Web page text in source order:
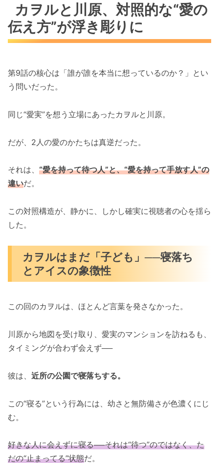
カヲルと川原、対照的な“愛の
伝え方”が浮き彫りに
第9話の核心は「誰が誰を本当に想っているのか？」とい
う問いだった。
同じ“愛実”を想う立場にあったカヲルと川原。
だが、2人の愛のかたちは真逆だった。
それは、 “愛を持って待つ人”と、“愛を持って手放す人”の
違いだ。
この対照構造が、静かに、しかし確実に視聴者の心を揺ら
した。
カヲルはまだ「子ども」──寝落ち
とアイスの象徴性
この回のカヲルは、ほとんど言葉を発さなかった。
川原から地図を受け取り、愛実のマンションを訪ねるも、
タイミングが合わず会えず──
彼は、 近所の公園で寝落ちする。
この“寝る”という行為には、幼さと無防備さが色濃くにじ
む。
好きな人に会えずに寝る──それは“待つ”のではなく、た
だの“止まってる”状態だ。